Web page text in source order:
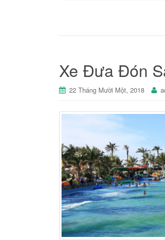
Xe Đưa Đón
22 Tháng Mười Một, 2018